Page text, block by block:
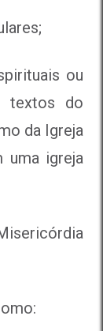
ou
textos do
da Igreja
uma igreja